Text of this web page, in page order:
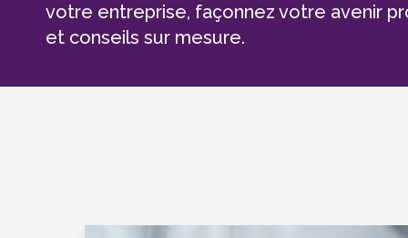
votre entreprise, façonnez votre avenir
et conseils sur mesure.